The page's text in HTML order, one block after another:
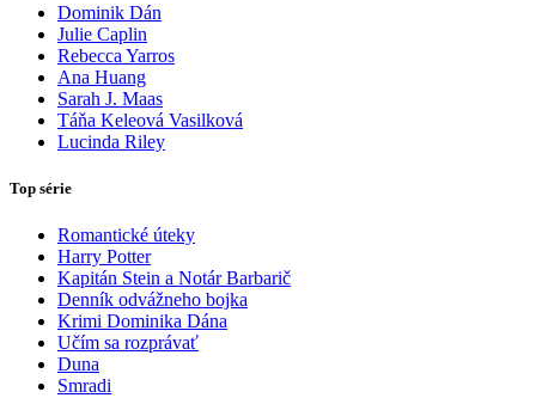
Dominik Dán
Julie Caplin
Rebecca Yarros
Ana Huang
Sarah J. Maas
Táňa Keleová Vasilková
Lucinda Riley
Top série
Romantické úteky
Harry Potter
Kapitán Stein a Notár Barbarič
Denník odvážneho bojka
Krimi Dominika Dána
Učím sa rozprávať
Duna
Smradi